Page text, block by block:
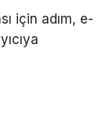
için adım, e-